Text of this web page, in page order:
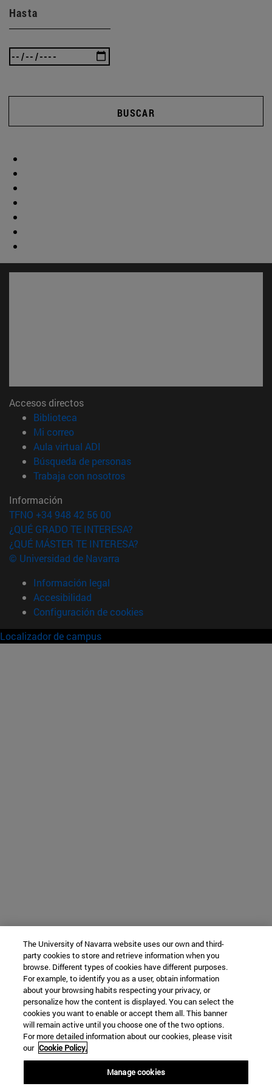
Hasta
BUSCAR
Accesos directos
Biblioteca
Mi correo(abre en nueva ventana)
Aula virtual ADI
Búsqueda de personas(abre en nueva ventana)
Trabaja con nosotros(abre en nueva ventana)
Información
TFNO +34 948 42 56 00
¿QUÉ GRADO TE INTERESA?
¿QUÉ MÁSTER TE INTERESA?
© Universidad de Navarra
Información legal
Accesibilidad
Configuración de cookies
Localizador de campus
The University of Navarra website uses our own and third-
party cookies to store and retrieve information when you
browse. Different types of cookies have different purposes.
For example, to identify you as a user, obtain information
about your browsing habits respecting your privacy, or
personalize how the content is displayed. You can select the
cookies you want to enable or accept them all. This banner
will remain active until you choose one of the two options.
For more detailed information about our cookies, please visit
our Cookie Policy.
Manage cookies